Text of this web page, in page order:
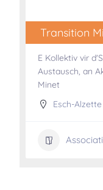
Transition
E Kollektiv vir
Austausch, an
Minet
Esch-